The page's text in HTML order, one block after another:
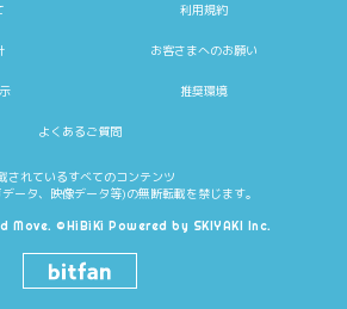
利用規約
お客さまへのお願い
推奨環境
よくあるご質問
されているすべてのコンテンツ
ータ、映像データ等)の無断転載を禁じます。
Move. ©HiBiKi Powered by SKIYAKI Inc.